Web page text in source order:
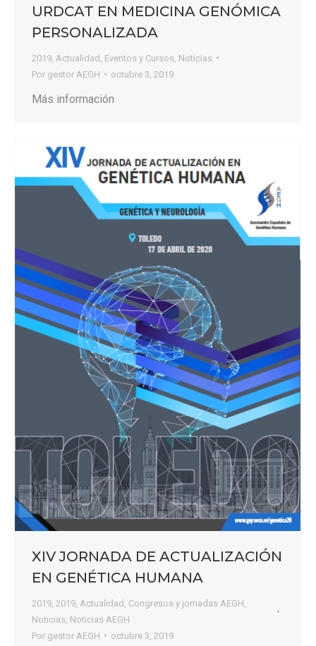
URDCAT EN MEDICINA GENÓMICA
PERSONALIZADA
2019 Actualidad Eventos y Cursos Noticias
Por gestor AEGH octubre 3, 2019
Más información
XIV JORNADA DE ACTUALIZACIÓN
EN GENÉTICA HUMANA
2019 2019 Actualidad Congresos y jornadas AEGH
Noticias Noticias AEGH
Por gestor AEGH octubre 3, 2019